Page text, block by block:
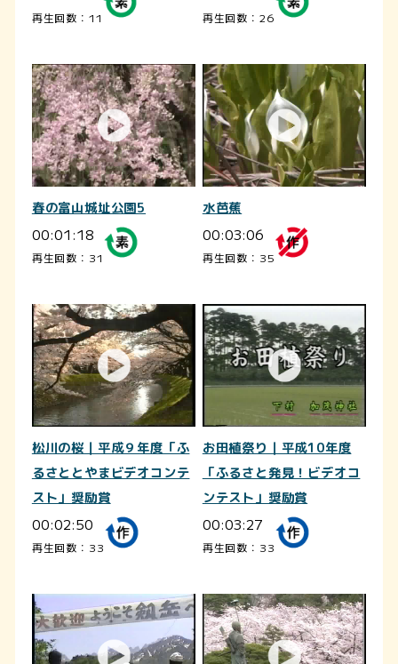
再生回数：11 再生回数：26
春の富山城址公園5
00:01:18
再生回数：31
水芭蕉
00:03:06
再生回数：35
松川の桜｜平成９年度「ふ
るさととやまビデオコンテ
スト」奨励賞
00:02:50
再生回数：33
お田植祭り｜平成10年度
「ふるさと発見！ビデオコ
ンテスト」奨励賞
00:03:27
再生回数：33